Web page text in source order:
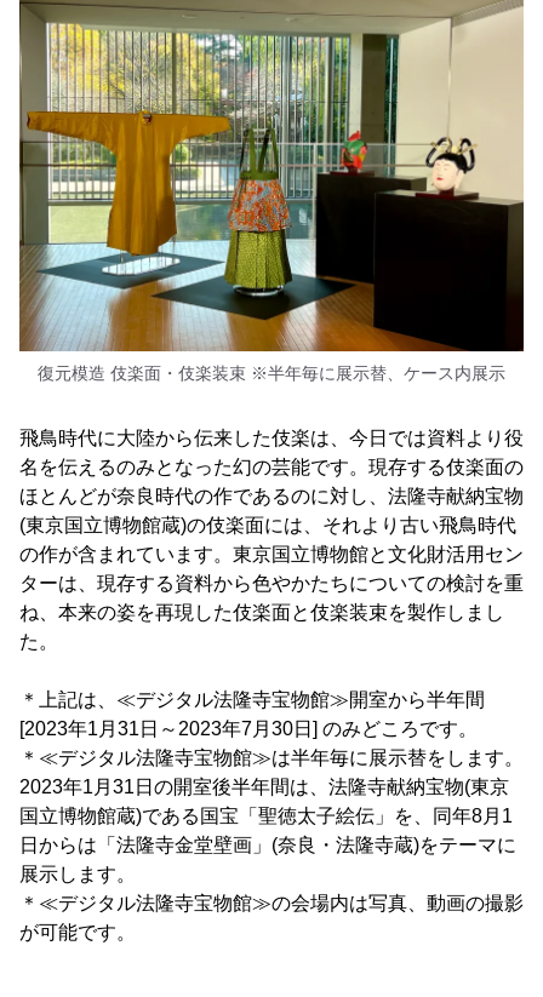
復元模造 伎楽面・伎楽装束 ※半年毎に展示替、ケース内展示
飛鳥時代に大陸から伝来した伎楽は、今日では資料より役
名を伝えるのみとなった幻の芸能です。現存する伎楽面の
ほとんどが奈良時代の作であるのに対し、法隆寺献納宝物
(東京国立博物館蔵)の伎楽面には、それより古い飛鳥時代
の作が含まれています。東京国立博物館と文化財活用セン
ターは、現存する資料から色やかたちについての検討を重
ね、本来の姿を再現した伎楽面と伎楽装束を製作しまし
た。
＊上記は、≪デジタル法隆寺宝物館≫開室から半年間
[2023年1月31日～2023年7月30日] のみどころです。
＊≪デジタル法隆寺宝物館≫は半年毎に展示替をします。
2023年1月31日の開室後半年間は、法隆寺献納宝物(東京
国立博物館蔵)である国宝「聖徳太子絵伝」を、同年8月1
日からは「法隆寺金堂壁画」(奈良・法隆寺蔵)をテーマに
展示します。
＊≪デジタル法隆寺宝物館≫の会場内は写真、動画の撮影
が可能です。